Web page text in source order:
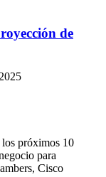
de
próximos 10
para
Cisco